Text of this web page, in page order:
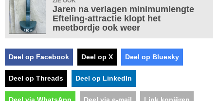
Jaren na verlagen minimumlengte
Efteling-attractie klopt het
meetbordje ook weer
Deel op Facebook Deel op X Deel op Bluesky
Deel op Threads Deel op LinkedIn